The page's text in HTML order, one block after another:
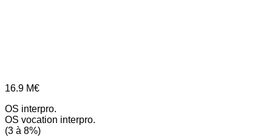
16.9 M€
OS interpro.
OS vocation interpro.
(3 à 8%)